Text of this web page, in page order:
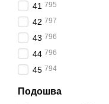
41 795
42 797
43 796
44 796
45 794
Подошва